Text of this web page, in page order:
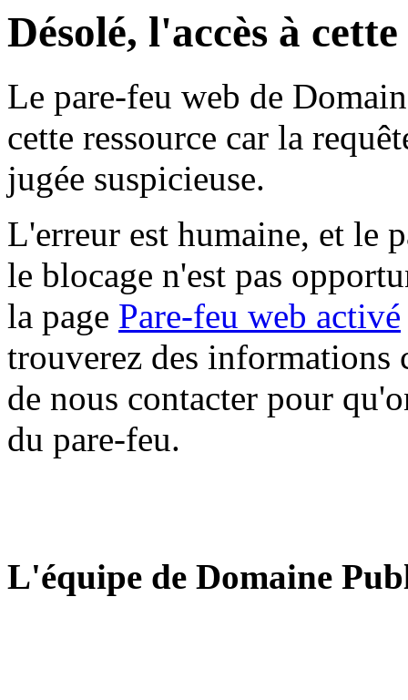
Désolé, l'accès à
Le pare-feu web de
cette ressource car la
jugée suspicieuse.
L'erreur est humaine, et le
le blocage n'est pas
la page Pare-feu web activé
trouverez des informations
de nous contacter pour
du pare-feu.
L'équipe de Domaine